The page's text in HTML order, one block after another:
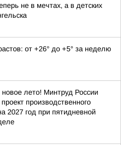
не в мечтах, а в детских
от +26° до +5° за неделю
лето! Минтруд России
производственного
2027 год при пятидневной